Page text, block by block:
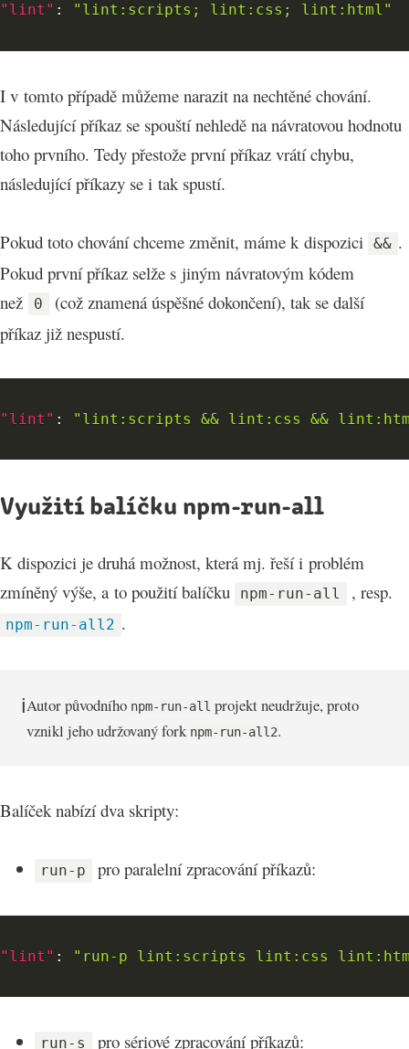
"lint" : "lint:scripts; lint:css; lint:html"
I v tomto případě můžeme narazit na nechtěné chování.
Následující příkaz se spouští nehledě na návratovou hodnotu
toho prvního. Tedy přestože první příkaz vrátí chybu,
následující příkazy se i tak spustí.
Pokud toto chování chceme změnit, máme k dispozici && .
Pokud první příkaz selže s jiným návratovým kódem
než
0
(což znamená úspěšné dokončení), tak se další
příkaz již nespustí.
"lint" : "lint:scripts && lint:css &&
Využití balíčku npm-run-all
K dispozici je druhá možnost, která mj. řeší i problém
zmíněný výše, a to použití balíčku
npm-run-all , resp.
npm-run-all2 .
ℹ️Autor původního npm-run-all projekt neudržuje, proto
vznikl jeho udržovaný fork npm-run-all2.
Balíček nabízí dva skripty:
run-p pro paralelní zpracování příkazů:
"lint" : "run-p lint:scripts lint:css
run-s pro sériové zpracování příkazů: